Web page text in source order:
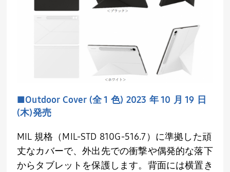
■Outdoor Cover (全 1 色) 2023 年 10 月 19 日
(木)発売
MIL 規格（MIL-STD 810G-516.7）に準拠した頑
丈なカバーで、外出先での衝撃や偶発的な落下
からタブレットを保護します。背面には横置き